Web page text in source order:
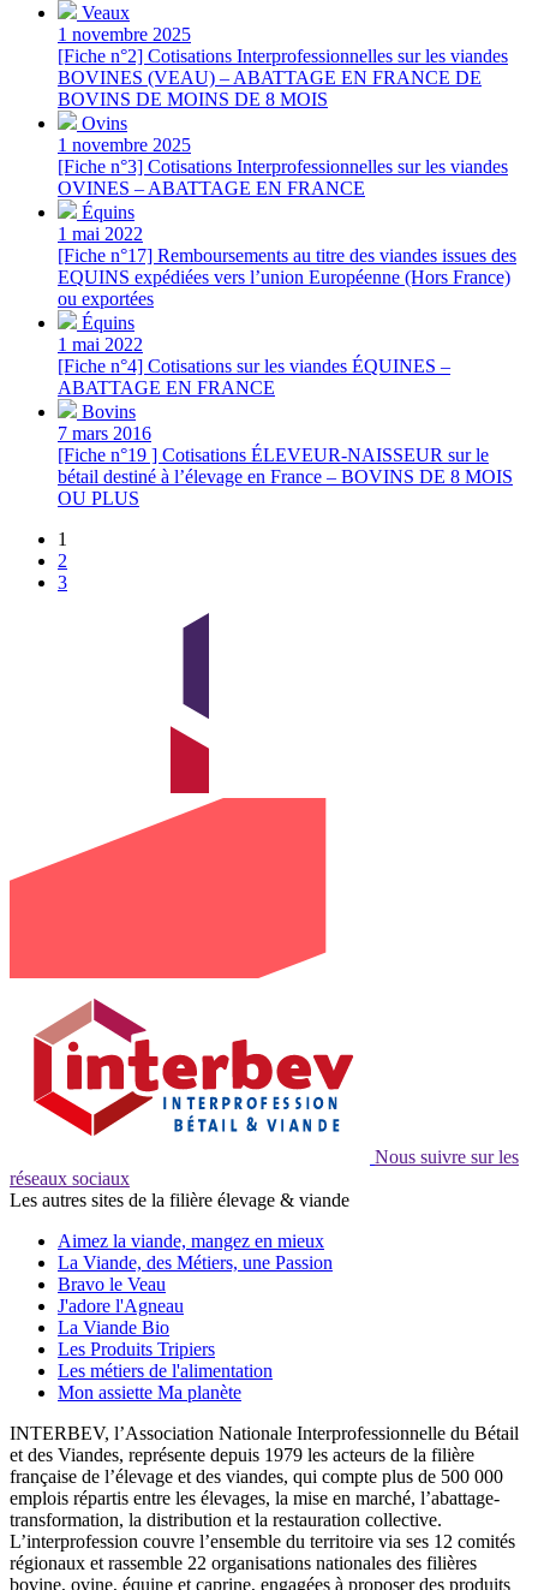
Veaux
1 novembre 2025
[Fiche n°2] Cotisations Interprofessionnelles sur les viandes
BOVINES (VEAU) – ABATTAGE EN FRANCE DE
BOVINS DE MOINS DE 8 MOIS
Ovins
1 novembre 2025
[Fiche n°3] Cotisations Interprofessionnelles sur les viandes
OVINES – ABATTAGE EN FRANCE
Équins
1 mai 2022
[Fiche n°17] Remboursements au titre des viandes issues des
EQUINS expédiées vers l’union Européenne (Hors France)
ou exportées
Équins
1 mai 2022
[Fiche n°4] Cotisations sur les viandes ÉQUINES –
ABATTAGE EN FRANCE
Bovins
7 mars 2016
[Fiche n°19 ] Cotisations ÉLEVEUR-NAISSEUR sur le
bétail destiné à l’élevage en France – BOVINS DE 8 MOIS
OU PLUS
1
2
3
Nous suivre sur les
réseaux sociaux
Les autres sites de la filière élevage & viande
Aimez la viande, mangez en mieux
La Viande, des Métiers, une Passion
Bravo le Veau
J'adore l'Agneau
La Viande Bio
Les Produits Tripiers
Les métiers de l'alimentation
Mon assiette Ma planète
INTERBEV, l’Association Nationale Interprofessionnelle du Bétail
et des Viandes, représente depuis 1979 les acteurs de la filière
française de l’élevage et des viandes, qui compte plus de 500 000
emplois répartis entre les élevages, la mise en marché, l’abattage-
transformation, la distribution et la restauration collective.
L’interprofession couvre l’ensemble du territoire via ses 12 comités
régionaux et rassemble 22 organisations nationales des filières
bovine, ovine, équine et caprine, engagées à proposer des produits